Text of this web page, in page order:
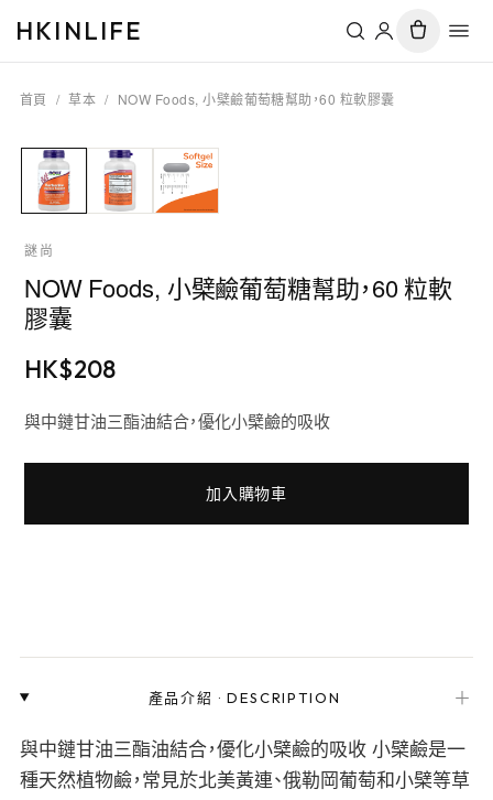
HKINLIFE
首頁 / 草本 / NOW Foods, 小檗鹼葡萄糖幫助，60 粒軟膠囊
謎尚
NOW Foods, 小檗鹼葡萄糖幫助，60 粒軟
膠囊
HK$208
與中鏈甘油三酯油結合，優化小檗鹼的吸收
加入購物車
產品介紹 ·DESCRIPTION ＋
與中鏈甘油三酯油結合，優化小檗鹼的吸收 小檗鹼是一
種天然植物鹼，常見於北美黃連、俄勒岡葡萄和小檗等草